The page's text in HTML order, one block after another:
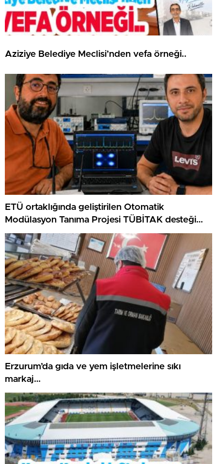
Aziziye Belediye Meclisi’nden vefa örneği..
ETÜ ortaklığında geliştirilen Otomatik
Modülasyon Tanıma Projesi TÜBİTAK desteği
aldı..
Erzurum’da gıda ve yem işletmelerine sıkı
markaj…